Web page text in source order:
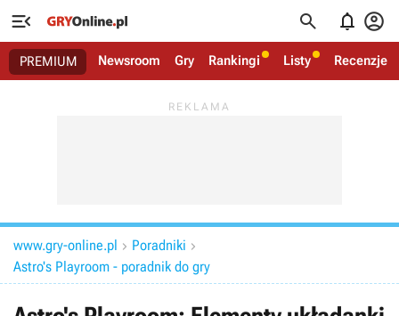
   
PREMIUM Newsroom Gry Rankingi Listy Recenzje
www.gry-online.pl  Poradniki 
Astro's Playroom - poradnik do gry